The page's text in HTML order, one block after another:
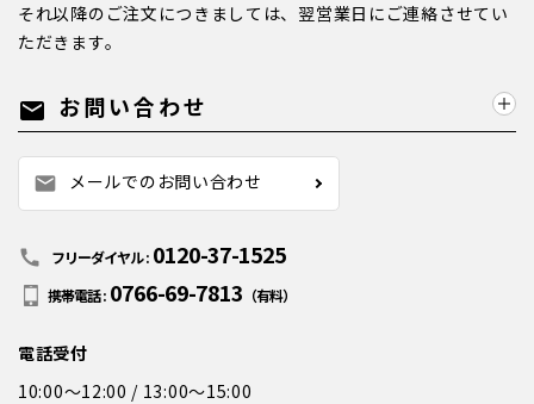
それ以降のご注文につきましては、翌営業日にご連絡させてい
ただきます。
mail お問い合わせ
mail メールでのお問い合わせ
call フリーダイヤル : 0120-37-1525
携帯電話 : 0766-69-7813 （有料）
電話受付
10:00～12:00 / 13:00～15:00